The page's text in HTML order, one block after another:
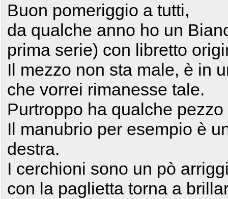
Buon pomeriggio a tutti,
da qualche anno ho un
prima serie) con libretto
Il mezzo non sta male, è in
che vorrei rimanesse tale.
Purtroppo ha qualche
Il manubrio per esempio è
destra.
I cerchioni sono un pò
con la paglietta torna a